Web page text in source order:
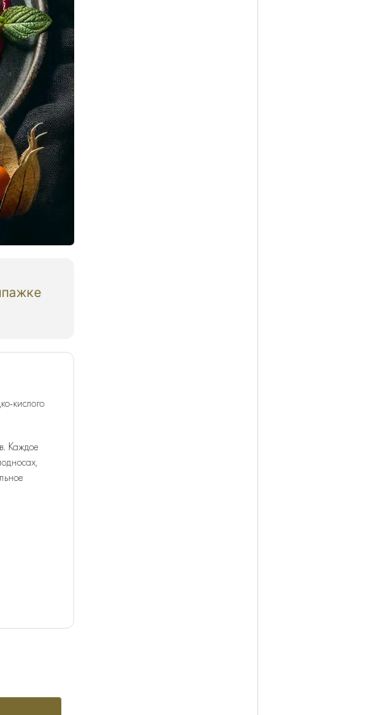
кислого
Каждое